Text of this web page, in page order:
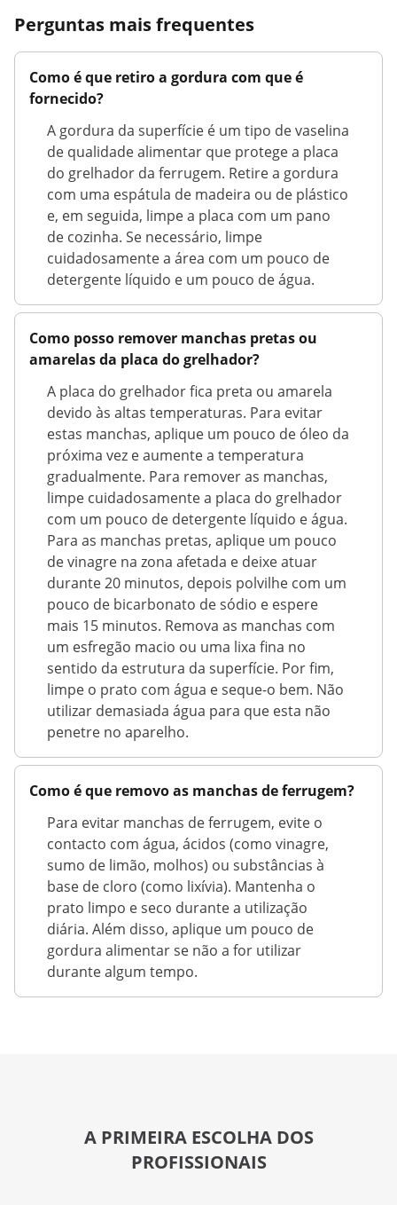
Perguntas mais frequentes
Como é que retiro a gordura com que é
fornecido?
A gordura da superfície é um tipo de vaselina
de qualidade alimentar que protege a placa
do grelhador da ferrugem. Retire a gordura
com uma espátula de madeira ou de plástico
e, em seguida, limpe a placa com um pano
de cozinha. Se necessário, limpe
cuidadosamente a área com um pouco de
detergente líquido e um pouco de água.
Como posso remover manchas pretas ou
amarelas da placa do grelhador?
A placa do grelhador fica preta ou amarela
devido às altas temperaturas. Para evitar
estas manchas, aplique um pouco de óleo da
próxima vez e aumente a temperatura
gradualmente. Para remover as manchas,
limpe cuidadosamente a placa do grelhador
com um pouco de detergente líquido e água.
Para as manchas pretas, aplique um pouco
de vinagre na zona afetada e deixe atuar
durante 20 minutos, depois polvilhe com um
pouco de bicarbonato de sódio e espere
mais 15 minutos. Remova as manchas com
um esfregão macio ou uma lixa fina no
sentido da estrutura da superfície. Por fim,
limpe o prato com água e seque-o bem. Não
utilizar demasiada água para que esta não
penetre no aparelho.
Como é que removo as manchas de ferrugem?
Para evitar manchas de ferrugem, evite o
contacto com água, ácidos (como vinagre,
sumo de limão, molhos) ou substâncias à
base de cloro (como lixívia). Mantenha o
prato limpo e seco durante a utilização
diária. Além disso, aplique um pouco de
gordura alimentar se não a for utilizar
durante algum tempo.
A PRIMEIRA ESCOLHA DOS
PROFISSIONAIS